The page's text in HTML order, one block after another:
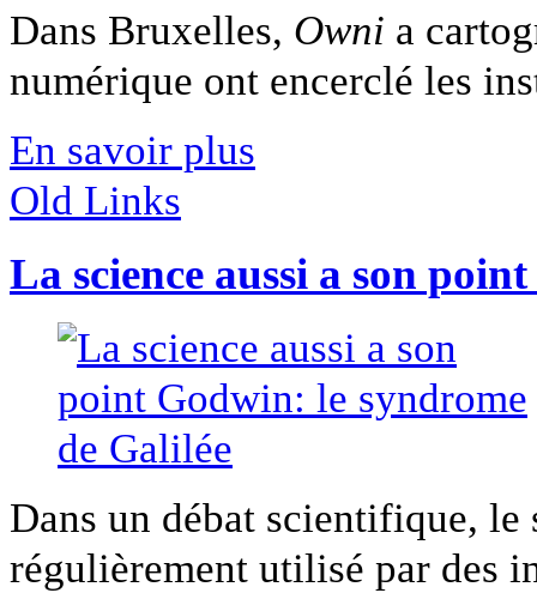
Dans Bruxelles, Owni a
numérique ont encerclé les
En savoir plus
Old Links
La science aussi a son
Dans un débat scientifique, le
régulièrement utilisé par des